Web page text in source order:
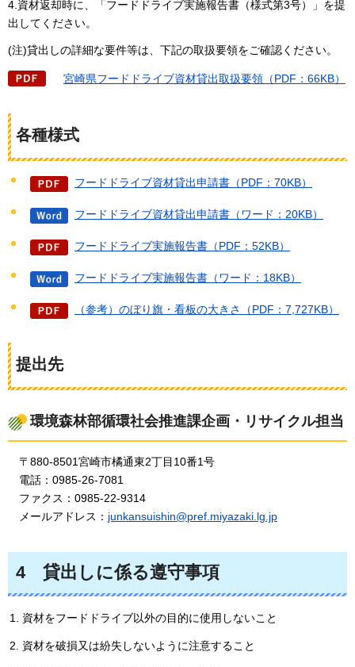
4.資材返却時に、「フードドライブ実施報告書（様式第3号）」を提
出してください。
(注)貸出しの詳細な要件等は、下記の取扱要領をご確認ください。
宮崎県フードドライブ資材貸出取扱要領（PDF：66KB）
各種様式
フードドライブ資材貸出申請書（PDF：70KB）
フードドライブ資材貸出申請書（ワード：20KB）
フードドライブ実施報告書（PDF：52KB）
フードドライブ実施報告書（ワード：18KB）
（参考）のぼり旗・看板の大きさ（PDF：7,727KB）
提出先
環境森林部循環社会推進課企画・リサイクル担当
〒880-8501宮崎市橘通東2丁目10番1号
電話：0985-26-7081
ファクス：0985-22-9314
メールアドレス： junkansuishin@pref.miyazaki.lg.jp
4 貸出しに係る遵守事項
資材をフードドライブ以外の目的に使用しないこと
資材を破損又は紛失しないように注意すること